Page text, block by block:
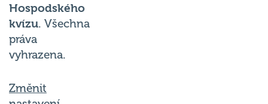
Hospodského
kvízu. Všechna
práva
vyhrazena.
Změnit